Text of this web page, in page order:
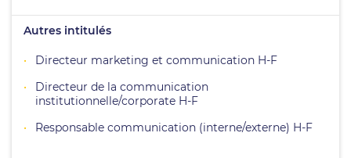
Autres intitulés
Directeur marketing et communication H-F
Directeur de la communication
institutionnelle/corporate H-F
Responsable communication (interne/externe) H-F